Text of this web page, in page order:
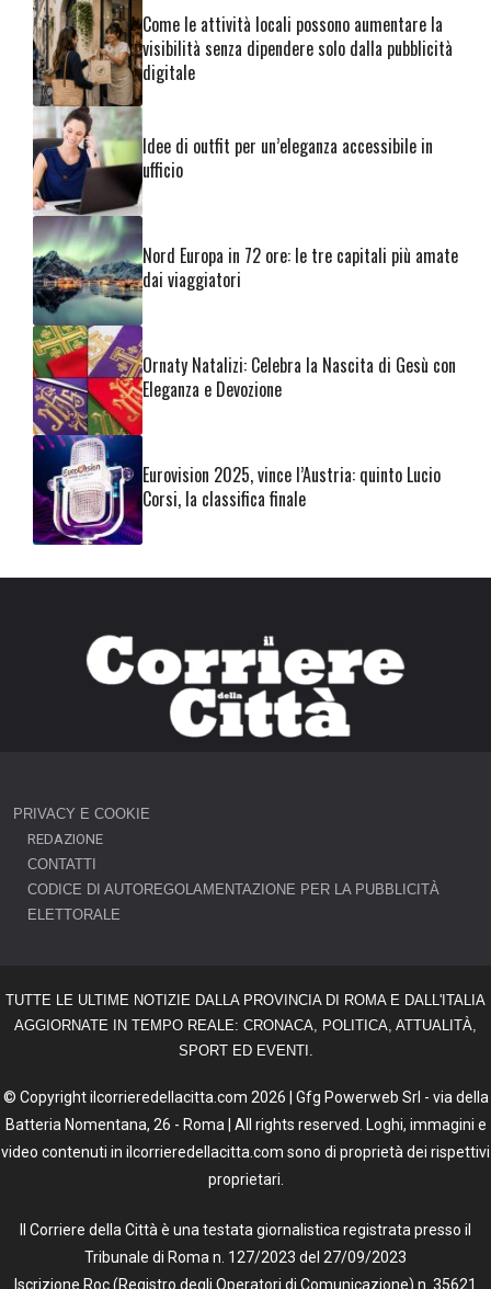
Come le attività locali possono aumentare la
visibilità senza dipendere solo dalla pubblicità
digitale
Idee di outfit per un’eleganza accessibile in
ufficio
Nord Europa in 72 ore: le tre capitali più amate
dai viaggiatori
Ornaty Natalizi: Celebra la Nascita di Gesù con
Eleganza e Devozione
Eurovision 2025, vince l’Austria: quinto Lucio
Corsi, la classifica finale
PRIVACY E COOKIE
REDAZIONE
CONTATTI
CODICE DI AUTOREGOLAMENTAZIONE PER LA PUBBLICITÀ
ELETTORALE
TUTTE LE ULTIME NOTIZIE DALLA PROVINCIA DI ROMA E DALL'ITALIA
AGGIORNATE IN TEMPO REALE: CRONACA, POLITICA, ATTUALITÀ,
SPORT ED EVENTI.
© Copyright ilcorrieredellacitta.com 2026 | Gfg Powerweb Srl - via della
Batteria Nomentana, 26 - Roma | All rights reserved. Loghi, immagini e
video contenuti in ilcorrieredellacitta.com sono di proprietà dei rispettivi
proprietari.
Il Corriere della Città è una testata giornalistica registrata presso il
Tribunale di Roma n. 127/2023 del 27/09/2023
Iscrizione Roc (Registro degli Operatori di Comunicazione) n. 35621